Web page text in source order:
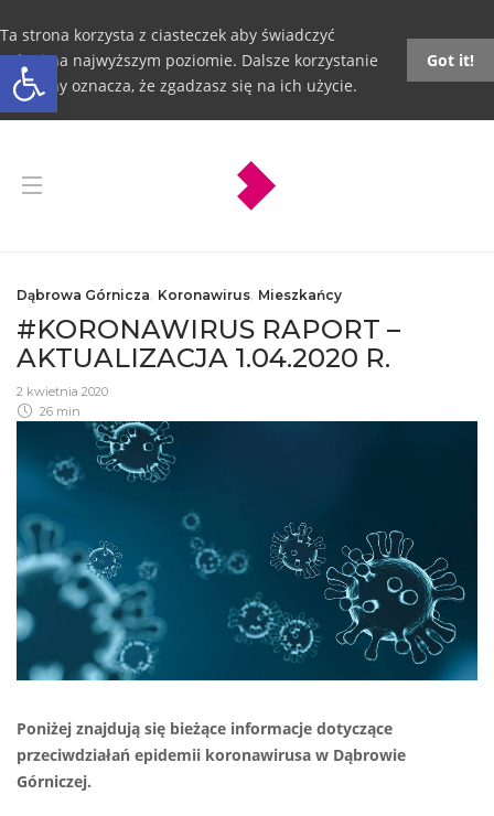
Otwórz pasek narzędzi
Ta strona korzysta z ciasteczek aby świadczyć
usługi na najwyższym poziomie. Dalsze korzystanie
ze strony oznacza, że zgadzasz się na ich użycie.
Got it!
Dąbrowa Górnicza, Koronawirus, Mieszkańcy
#KORONAWIRUS RAPORT –
AKTUALIZACJA 1.04.2020 R.
2 kwietnia 2020
26 min
Poniżej znajdują się bieżące informacje dotyczące
przeciwdziałań epidemii koronawirusa w Dąbrowie
Górniczej.